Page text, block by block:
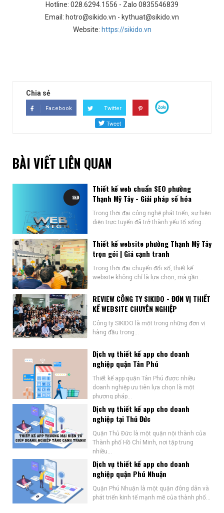
Hotline: 028.6294.1556 - Zalo 0835546839
Email: hotro@sikido.vn - kythuat@sikido.vn
Website: https://sikido.vn
Chia sẻ
Facebook Twitter
BÀI VIẾT LIÊN QUAN
Thiết kế web chuẩn SEO phường
Thạnh Mỹ Tây - Giải pháp số hóa
Trong thời đại công nghệ phát triển, sự hiện
diện trực tuyến đã trở thành yếu tố sống...
Thiết kế website phường Thạnh Mỹ Tây
trọn gói | Giá cạnh tranh
Trong thời đại chuyển đổi số, thiết kế
website không chỉ là lựa chọn, mà gần...
REVIEW CÔNG TY SIKIDO - ĐƠN VỊ THIẾT
KẾ WEBSITE CHUYÊN NGHIỆP
Công ty SIKIDO là một trong những đơn vị
hàng đầu trong...
Dịch vụ thiết kế app cho doanh
nghiệp quận Tân Phú
Thiết kế app quận Tân Phú được nhiều
doanh nghiệp ưu tiên lựa chọn là một
phương pháp...
Dịch vụ thiết kế app cho doanh
nghiệp tại Thủ Đức
Quận Thủ Đức là một quận nội thành của
Thành phố Hồ Chí Minh, nơi tập trung
nhiều...
Dịch vụ thiết kế app cho doanh
nghiệp quận Phú Nhuận
Quận Phú Nhuận là một quận đông dân và
phát triển kinh tế mạnh mẽ của thành phố...